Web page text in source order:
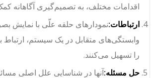
اقدامات مختلف، به تصمیم‌گیری آگاهانه
ارتباطات:نمودارهای حلقه علّی با نمایش
وابستگی‌های متقابل در یک سیستم، ارتباط
را تسهیل می‌کنند.
حل مسئله:آنها در شناسایی علل اصلی